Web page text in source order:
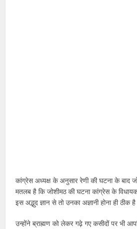
कांग्रेस अध्यक्ष के अनुसार रेणी की घटना के बाद
मतलब है कि जोशीमठ की घटना कांग्रेस के
इस अद्भुद ज्ञान से तो उनका अज्ञानी होना ही ठीक
उन्होंने ब्राह्मण को लेकर गढ़े गए कसीदों पर भी